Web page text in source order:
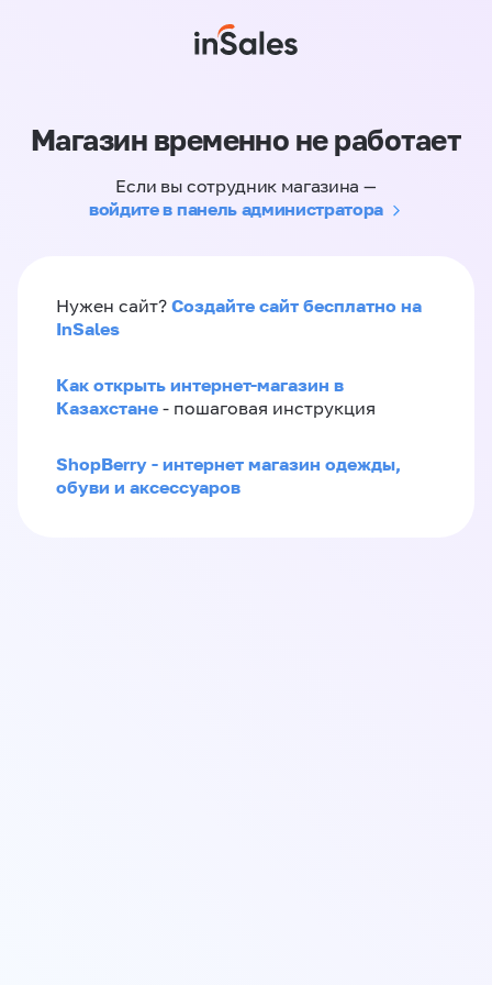
Магазин временно не работает
Если вы сотрудник магазина —
войдите в панель администратора
Нужен сайт? Создайте сайт бесплатно на
InSales
Как открыть интернет-магазин в
Казахстане - пошаговая инструкция
ShopBerry - интернет магазин одежды,
обуви и аксессуаров